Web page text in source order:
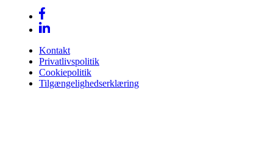
Kontakt
Privatlivspolitik
Cookiepolitik
Tilgængelighedserklæring